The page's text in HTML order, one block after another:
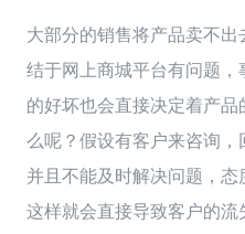
大部分的销售将产品卖不出
结于网上商城平台有问题，
的好坏也会直接决定着产品
么呢？假设有客户来咨询，
并且不能及时解决问题，态
这样就会直接导致客户的流